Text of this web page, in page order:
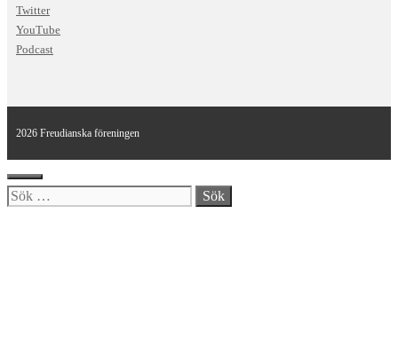
Twitter
YouTube
Podcast
2026 Freudianska föreningen
Stäng
Sök